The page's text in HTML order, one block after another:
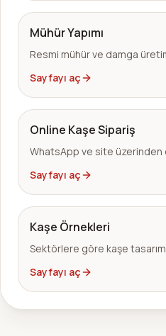
Mühür Yapımı
Resmi mühür ve damga
Sayfayı aç
Online Kaşe Sipariş
WhatsApp ve site üzerinden
Sayfayı aç
Kaşe Örnekleri
Sektörlere göre kaşe
Sayfayı aç